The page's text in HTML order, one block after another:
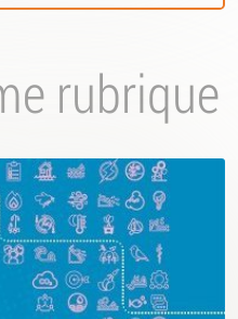
rubrique